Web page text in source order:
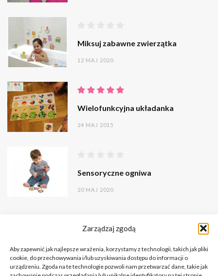
Zarządzaj zgodą
Aby zapewnić jak najlepsze wrażenia, korzystamy z technologii, takich jak pliki
cookie, do przechowywania i/lub uzyskiwania dostępu do informacji o
urządzeniu. Zgoda na te technologie pozwoli nam przetwarzać dane, takie jak
Miksuj zabawne zwierzątka
12 MAJ 2020
Wielofunkcyjna układanka
24 MAJ 2015
Sensoryczne ogniwa
20 MAJ 2020